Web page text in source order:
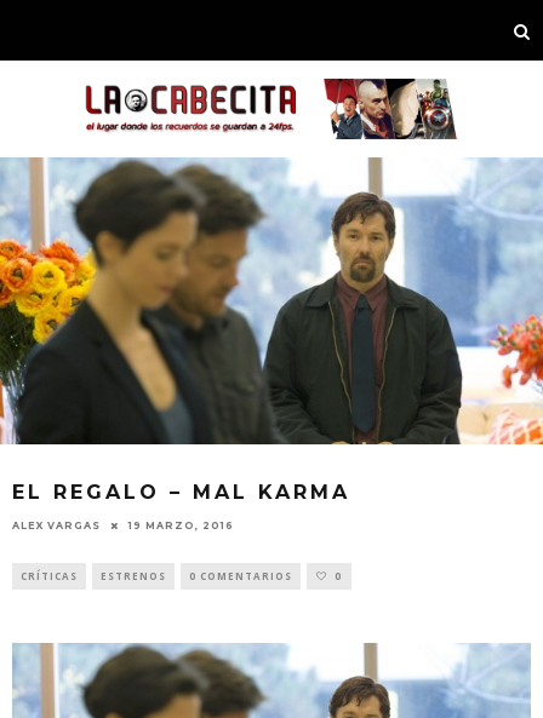
EL REGALO – MAL KARMA
ALEX VARGAS 19 MARZO, 2016
CRÍTICAS ESTRENOS 0 COMENTARIOS 0